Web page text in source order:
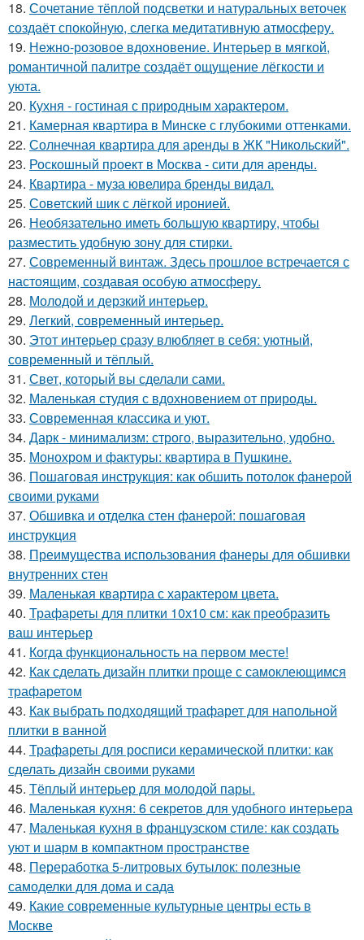
18. Сочетание тёплой подсветки и натуральных веточек
создаёт спокойную, слегка медитативную атмосферу.
19. Нежно-розовое вдохновение. Интерьер в мягкой,
романтичной палитре создаёт ощущение лёгкости и
уюта.
20. Кухня - гостиная с природным характером.
21. Камерная квартира в Минске с глубокими оттенками.
22. Солнечная квартира для аренды в ЖК "Никольский".
23. Роскошный проект в Москва - сити для аренды.
24. Квартира - муза ювелира бренды видал.
25. Советский шик с лёгкой иронией.
26. Необязательно иметь большую квартиру, чтобы
разместить удобную зону для стирки.
27. Современный винтаж. Здесь прошлое встречается с
настоящим, создавая особую атмосферу.
28. Молодой и дерзкий интерьер.
29. Легкий, современный интерьер.
30. Этот интерьер сразу влюбляет в себя: уютный,
современный и тёплый.
31. Свет, который вы сделали сами.
32. Маленькая студия с вдохновением от природы.
33. Современная классика и уют.
34. Дарк - минимализм: строго, выразительно, удобно.
35. Монохром и фактуры: квартира в Пушкине.
36. Пошаговая инструкция: как обшить потолок фанерой
своими руками
37. Обшивка и отделка стен фанерой: пошаговая
инструкция
38. Преимущества использования фанеры для обшивки
внутренних стен
39. Маленькая квартира с характером цвета.
40. Трафареты для плитки 10х10 см: как преобразить
ваш интерьер
41. Когда функциональность на первом месте!
42. Как сделать дизайн плитки проще с самоклеющимся
трафаретом
43. Как выбрать подходящий трафарет для напольной
плитки в ванной
44. Трафареты для росписи керамической плитки: как
сделать дизайн своими руками
45. Тёплый интерьер для молодой пары.
46. Маленькая кухня: 6 секретов для удобного интерьера
47. Маленькая кухня в французском стиле: как создать
уют и шарм в компактном пространстве
48. Переработка 5-литровых бутылок: полезные
самоделки для дома и сада
49. Какие современные культурные центры есть в
Москве